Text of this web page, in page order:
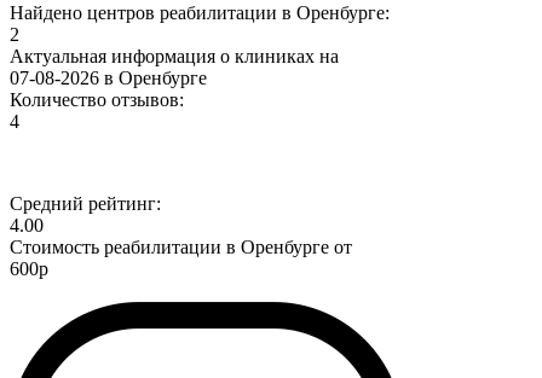
Найдено центров реабилитации в Оренбурге:
2
Актуальная информация о клиниках на
07-08-2026 в Оренбурге
Количество отзывов:
4
Средний рейтинг:
4.00
Стоимость реабилитации в Оренбурге от
600р